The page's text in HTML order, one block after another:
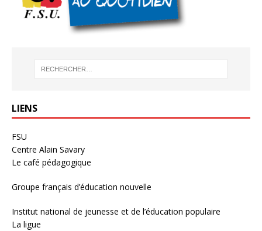
LIENS
FSU
Centre Alain Savary
Le café pédagogique
Groupe français d’éducation nouvelle
Institut national de jeunesse et de l’éducation populaire
La ligue